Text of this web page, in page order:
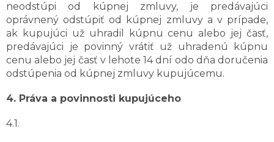
neodstúpi od kúpnej zmluvy, je predávajúci
oprávnený odstúpiť od kúpnej zmluvy a v prípade,
ak kupujúci už uhradil kúpnu cenu alebo jej časť,
predávajúci je povinný vrátiť už uhradenú kúpnu
cenu alebo jej časť v lehote 14 dní odo dňa doručenia
odstúpenia od kúpnej zmluvy kupujúcemu.
4. Práva a povinnosti kupujúceho
4.1.